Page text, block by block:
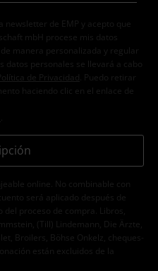
newsletter de EMP y acepto que
mbH procese mis datos
manera personalizada y regular
datos personales se llevará a cabo
Política de Privacidad . Puedo retirar
haciendo clic en el enlace de
online. No combinable con
será aplicado después de
proceso de compra. Libros,
(Till) Lindemann, Die Ärzte,
Broilers, Böhse Onkelz, cheques-
están excluidos de la